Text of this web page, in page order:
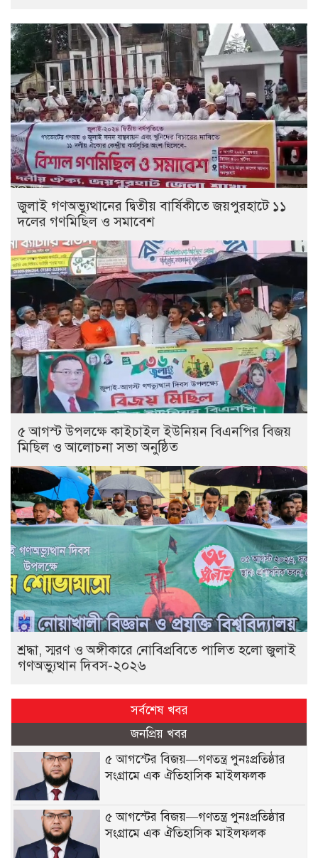
জুলাই গণঅভ্যুত্থানের দ্বিতীয় বার্ষিকীতে জয়পুরহাটে ১১
দলের গণমিছিল ও সমাবেশ
৫ আগস্ট উপলক্ষে কাইচাইল ইউনিয়ন বিএনপির বিজয়
মিছিল ও আলোচনা সভা অনুষ্ঠিত
শ্রদ্ধা, স্মরণ ও অঙ্গীকারে নোবিপ্রবিতে পালিত হলো জুলাই
গণঅভ্যুত্থান দিবস-২০২৬
সর্বশেষ খবর
জনপ্রিয় খবর
৫ আগস্টের বিজয়—গণতন্ত্র পুনঃপ্রতিষ্ঠার
সংগ্রামে এক ঐতিহাসিক মাইলফলক
৫ আগস্টের বিজয়—গণতন্ত্র পুনঃপ্রতিষ্ঠার
সংগ্রামে এক ঐতিহাসিক মাইলফলক